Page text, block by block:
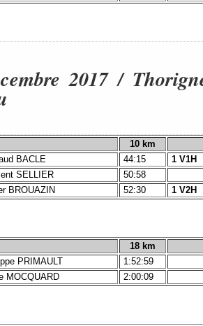
2017 /
10 km
BACLE 44:15
1 V1H
SELLIER
50:58
BROUAZIN 52:30 1 V2H
18 km
PRIMAULT
1:52:59
MOCQUARD 2:00:09